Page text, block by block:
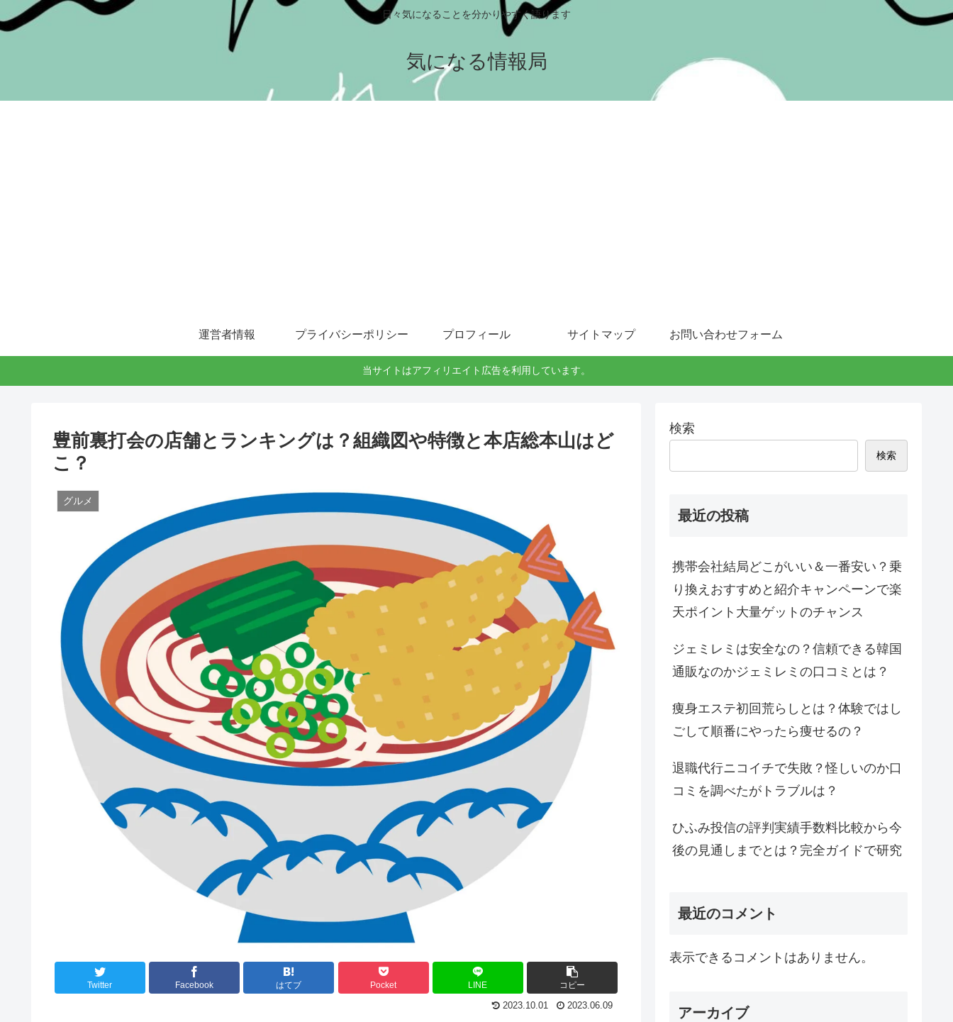
日々気になることを分かりやすく語ります
気になる情報局
運営者情報 プライバシーポリシー プロフィール サイトマップ お問い合わせフォーム
当サイトはアフィリエイト広告を利用しています。
豊前裏打会の店舗とランキングは？組織図や特徴と本店総本山はど
こ？
グルメ
Twitter Facebook はてブ Pocket LINE コピー
2023.10.01 2023.06.09
検索
検索
最近の投稿
携帯会社結局どこがいい＆一番安い？乗
り換えおすすめと紹介キャンペーンで楽
天ポイント大量ゲットのチャンス
ジェミレミは安全なの？信頼できる韓国
通販なのかジェミレミの口コミとは？
痩身エステ初回荒らしとは？体験ではし
ごして順番にやったら痩せるの？
退職代行ニコイチで失敗？怪しいのか口
コミを調べたがトラブルは？
ひふみ投信の評判実績手数料比較から今
後の見通しまでとは？完全ガイドで研究
最近のコメント
表示できるコメントはありません。
アーカイブ